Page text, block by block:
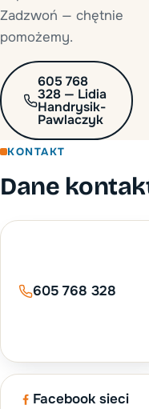
Zadzwoń — chętnie
pomożemy.
605 768
328 — Lidia
Handrysik-
Pawlaczyk
KONTAKT
Dane
605 768 328
Facebook sieci